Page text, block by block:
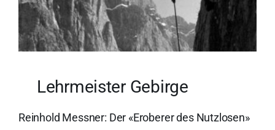
Lehrmeister Gebirge
Reinhold Messner: Der «Eroberer des Nutzlosen»